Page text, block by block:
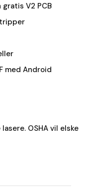
V2 PCB
med Android
OSHA vil elske